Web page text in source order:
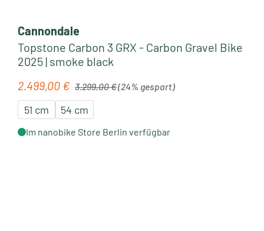
Cannondale
Topstone Carbon 3 GRX - Carbon Gravel Bike
2025 | smoke black
Verkaufspreis:
2.499,00 € Regulärer Preis:
3.299,00 €(24% gespart)
51 cm 54 cm
Im nanobike Store Berlin verfügbar